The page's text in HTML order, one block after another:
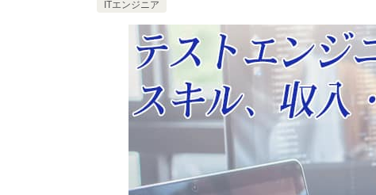
ITエンジニア